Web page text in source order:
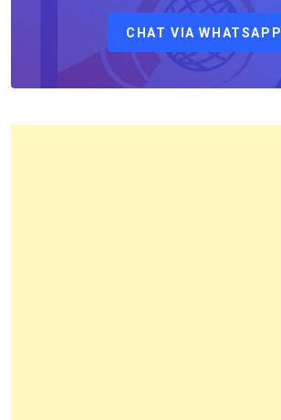
Pertanahan
Kota
CHAT VIA WHATSAPP